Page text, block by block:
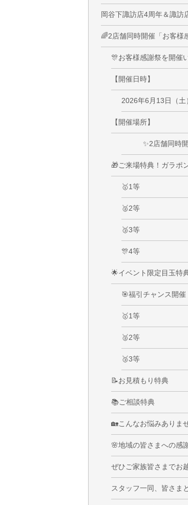
岡谷下諏訪店4周年＆諏訪
🌈2店舗同時開催「お客様
🎊お客様感謝祭を開催
【開催日時】
2026年6月13日（
【開催場所】
✨2店舗同時開
🎁ご来場特典！ガラポ
🥇1等
🥈2等
🥉3等
🎊4等
🌟イベント限定目玉特
🎯福引チャンス開催
🥇1等
🥈2等
🥉3等
📝お見積もり特典
📚ご相談特典
🏡こんなお悩みありま
🌸地域の皆さまへの感
ぜひご家族皆さまでお
スタッフ一同、皆さま